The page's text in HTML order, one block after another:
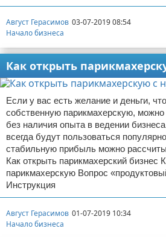
Август Герасимов 03-07-2019 08:54
Начало бизнеса
Как открыть
Если у вас есть желание и деньги,
собственную парикмахерскую,
без наличия опыта в ведении
всегда будут пользоваться
стабильную прибыль можно
Как открыть парикмахерский бизнес
парикмахерскую Вопрос
Инструкция
Август Герасимов 01-07-2019 10:34
Начало бизнеса